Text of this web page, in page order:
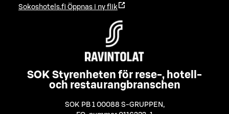
Sokoshotels.fi Öppnas i ny flik
SOK Styrenheten för rese-, hotell-
och restaurangbranschen
SOK PB 1 00088 S-GRUPPEN ,